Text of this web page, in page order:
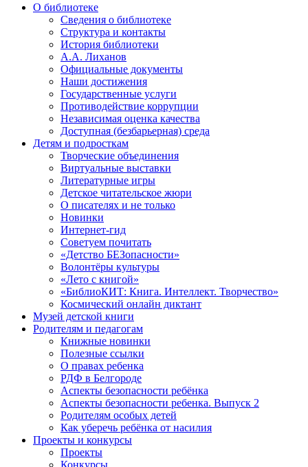
О библиотеке
Сведения о библиотеке
Структура и контакты
История библиотеки
А.А. Лиханов
Официальные документы
Наши достижения
Государственные услуги
Противодействие коррупции
Независимая оценка качества
Доступная (безбарьерная) среда
Детям и подросткам
Творческие объединения
Виртуальные выставки
Литературные игры
Детское читательское жюри
О писателях и не только
Новинки
Интернет-гид
Советуем почитать
«Детство БЕЗопасности»
Волонтёры культуры
«Лето с книгой»
«БиблиоКИТ: Книга. Интеллект. Творчество»
Космический онлайн диктант
Музей детской книги
Родителям и педагогам
Книжные новинки
Полезные ссылки
О правах ребенка
РДФ в Белгороде
Аспекты безопасности ребёнка
Аспекты безопасности ребенка. Выпуск 2
Родителям особых детей
Как уберечь ребёнка от насилия
Проекты и конкурсы
Проекты
Конкурсы